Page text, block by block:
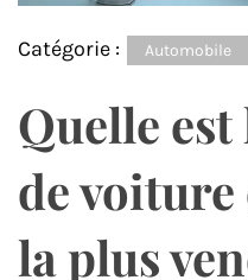
Catégorie : Automobile
Quelle
de
la plus